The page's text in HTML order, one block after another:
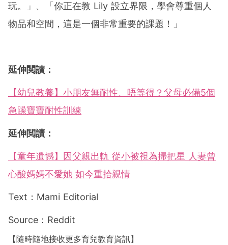
玩。」、「你正在教 Lily 設立界限，學會尊重個人
物品和空間，這是一個非常重要的課題！」
延伸閲讀：
【幼兒教養】小朋友無耐性、唔等得？父母必備5個
急躁寶寶耐性訓練
延伸閲讀：
【童年遺憾】因父親出軌 從小被視為掃把星 人妻曾
心酸媽媽不愛她 如今重拾親情
Text：Mami Editorial
Source：Reddit
【隨時隨地接收更多育兒教育資訊】